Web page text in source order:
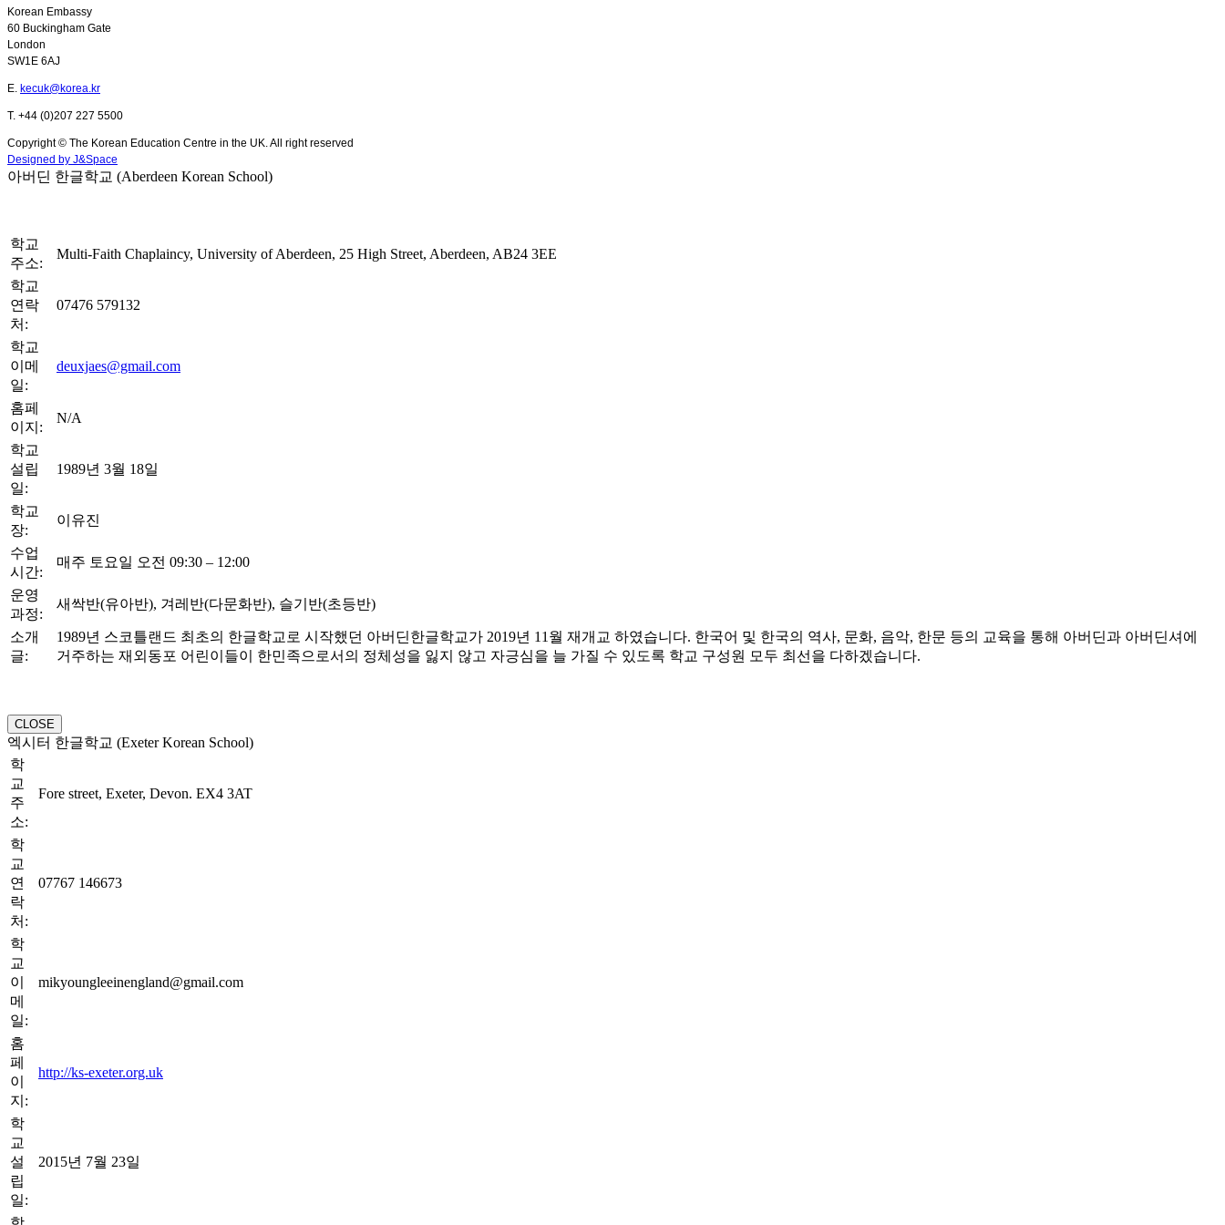
Korean Embassy
60 Buckingham Gate
London
SW1E 6AJ
E. kecuk@korea.kr
T. +44 (0)207 227 5500
Copyright © The Korean Education Centre in the UK. All right reserved
Designed by J&Space
아버딘 한글학교 (Aberdeen Korean School)
학교
주소:
Multi-Faith Chaplaincy, University of Aberdeen, 25 High Street, Aberdeen, AB24 3EE
학교
연락
처:
07476 579132
학교
이메
일:
deuxjaes@gmail.com
홈페
이지:
N/A
학교
설립
일:
1989년 3월 18일
학교
장:
이유진
수업
시간:
매주 토요일 오전 09:30 – 12:00
운영
과정:
새싹반(유아반), 겨레반(다문화반), 슬기반(초등반)
소개
글:
1989년 스코틀랜드 최초의 한글학교로 시작했던 아버딘한글학교가 2019년 11월 재개교 하였습니다. 한국어 및 한국의 역사, 문화, 음악, 한문 등의 교육을 통해 아버딘과 아버딘셔에
거주하는 재외동포 어린이들이 한민족으로서의 정체성을 잃지 않고 자긍심을 늘 가질 수 있도록 학교 구성원 모두 최선을 다하겠습니다.
CLOSE
엑시터 한글학교 (Exeter Korean School)
학
교
주
소:
Fore street, Exeter, Devon. EX4 3AT
학
교
연
락
처:
07767 146673
학
교
이
메
일:
mikyoungleeinengland@gmail.com
홈
페
이
지:
http://ks-exeter.org.uk
학
교
설
립
일:
2015년 7월 23일